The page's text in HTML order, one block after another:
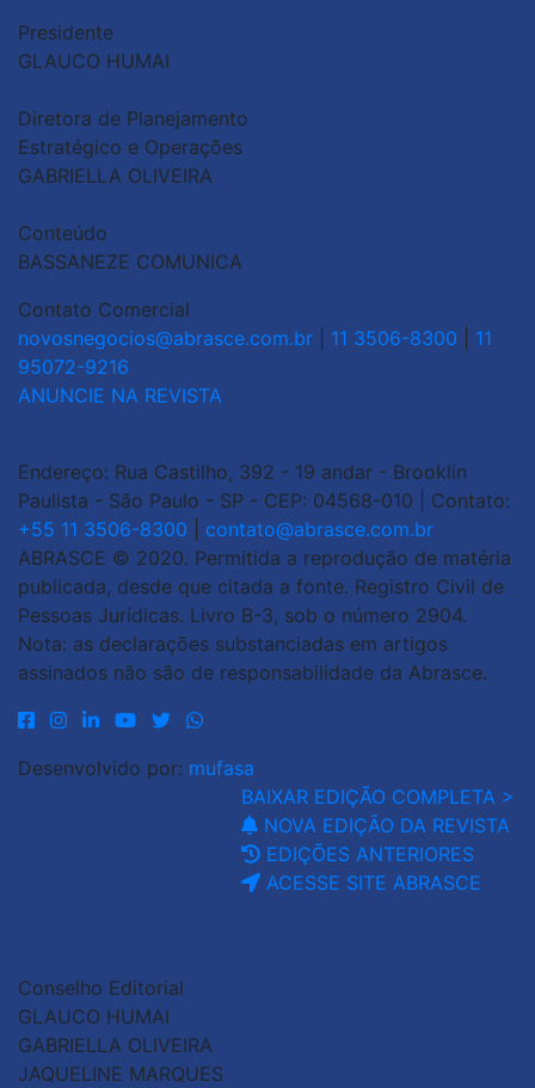
Presidente
GLAUCO HUMAI
Diretora de Planejamento
Estratégico e Operações
GABRIELLA OLIVEIRA
Conteúdo
BASSANEZE COMUNICA
Contato Comercial
novosnegocios@abrasce.com.br
11 3506-8300
11
95072-9216
ANUNCIE NA REVISTA
Endereço: Rua Castilho, 392 - 19 andar - Brooklin
Paulista - São Paulo - SP - CEP: 04568-010 | Contato:
+55 11 3506-8300
contato@abrasce.com.br
ABRASCE © 2020. Permitida a reprodução de matéria
publicada, desde que citada a fonte. Registro Civil de
Pessoas Jurídicas. Livro B-3, sob o número 2904.
Nota: as declarações substanciadas em artigos
assinados não são de responsabilidade da Abrasce.
Desenvolvido por: mufasa
BAIXAR EDIÇÃO COMPLETA >
NOVA EDIÇÃO DA REVISTA
EDIÇÕES ANTERIORES
ACESSE SITE ABRASCE
Conselho Editorial
GLAUCO HUMAI
GABRIELLA OLIVEIRA
JAQUELINE MARQUES